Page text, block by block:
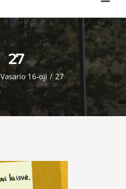
27
Vasario 16-oji / 27